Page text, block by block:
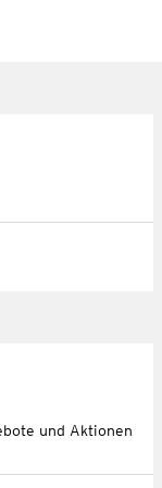
und Aktionen